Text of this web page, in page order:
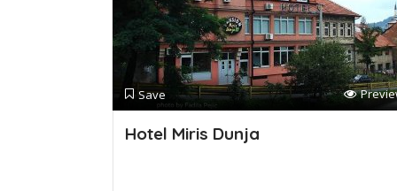
Save
Hotel Miris Dunja